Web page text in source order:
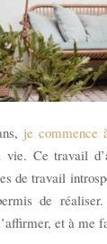
je commence
vie. Ce travail
de travail
de
et à me